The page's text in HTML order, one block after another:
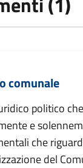
comunale
politico
e
che
del